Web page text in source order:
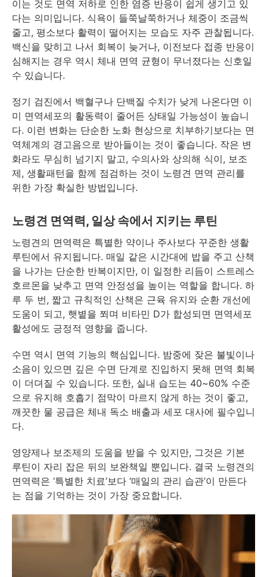
이는 것도 면역 저하로 인한 염증 반응이 쉽게 생기고 있
다는 의미입니다. 식욕이 들쭉날쭉하거나 체중이 조금씩
줄고, 평소보다 활력이 떨어지는 모습도 자주 관찰됩니다.
백신을 맞히고 나서 회복이 늦거나, 이전보다 접종 반응이
심해지는 경우 역시 체내 면역 균형이 무너졌다는 신호일
수 있습니다.
정기 검진에서 백혈구나 단백질 수치가 낮게 나온다면 이
미 면역세포의 활동력이 줄어든 상태일 가능성이 높습니
다. 이런 변화는 단순한 노화 현상으로 치부하기보다는 면
역체계의 경고음으로 받아들이는 것이 좋습니다. 작은 변
화라도 무심히 넘기지 말고, 수의사와 상의해 식이, 보조
제, 생활패턴을 함께 점검하는 것이 노령견 면역 관리를
위한 가장 확실한 방법입니다.
노령견 면역력, 일상 속에서 지키는 루틴
노령견의 면역력은 특별한 약이나 주사보다 꾸준한 생활
루틴에서 유지됩니다. 매일 같은 시간대에 밥을 주고 산책
을 나가는 단순한 반복이지만, 이 일정한 리듬이 스트레스
호르몬을 낮추고 면역 안정성을 높이는 역할을 합니다. 하
루 두 번, 짧고 규칙적인 산책은 근육 유지와 순환 개선에
도움이 되고, 햇볕을 쬐며 비타민 D가 합성되면 면역세포
활성에도 긍정적 영향을 줍니다.
수면 역시 면역 기능의 핵심입니다. 밤중에 잦은 불빛이나
소음이 있으면 깊은 수면 단계로 진입하지 못해 면역 회복
이 더뎌질 수 있습니다. 또한, 실내 습도는 40~60% 수준
으로 유지해 호흡기 점막이 마르지 않게 하는 것이 좋고,
깨끗한 물 공급은 체내 독소 배출과 세포 대사에 필수입니
다.
영양제나 보조제의 도움을 받을 수 있지만, 그것은 기본
루틴이 자리 잡은 뒤의 보완책일 뿐입니다. 결국 노령견의
면역력은 ‘특별한 치료’보다 ‘매일의 관리 습관’이 만든다
는 점을 기억하는 것이 가장 중요합니다.